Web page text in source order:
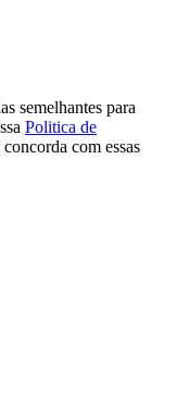
semelhantes para
Politica de
com essas